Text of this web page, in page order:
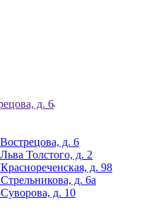
д. 6
Вострецова, д. 6
Льва Толстого, д. 2
Краснореченская, д. 98
Стрельникова, д. 6а
Суворова, д. 10